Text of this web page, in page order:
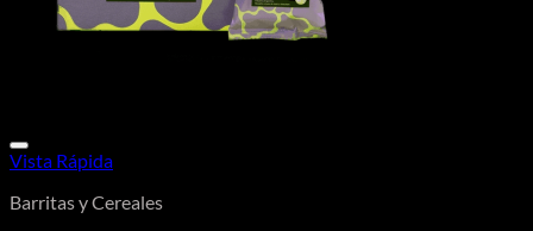
Vista Rápida
Barritas y Cereales